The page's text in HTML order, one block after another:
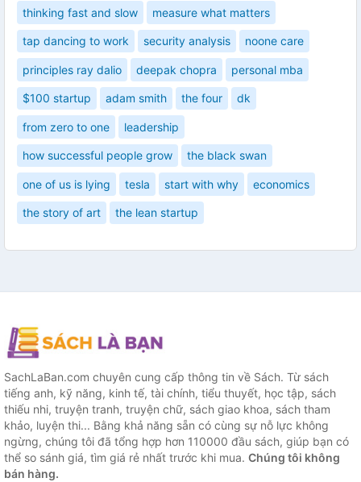
thinking fast and slow measure what matters
tap dancing to work security analysis noone care
principles ray dalio deepak chopra personal mba
$100 startup adam smith the four dk
from zero to one leadership
how successful people grow the black swan
one of us is lying tesla start with why economics
the story of art the lean startup
SachLaBan.com chuyên cung cấp thông tin về Sách. Từ sách
tiếng anh, kỹ năng, kinh tế, tài chính, tiểu thuyết, học tập, sách
thiếu nhi, truyện tranh, truyện chữ, sách giao khoa, sách tham
khảo, luyện thi... Bằng khả năng sẵn có cùng sự nỗ lực không
ngừng, chúng tôi đã tổng hợp hơn 110000 đầu sách, giúp bạn có
thể so sánh giá, tìm giá rẻ nhất trước khi mua. Chúng tôi không
bán hàng.